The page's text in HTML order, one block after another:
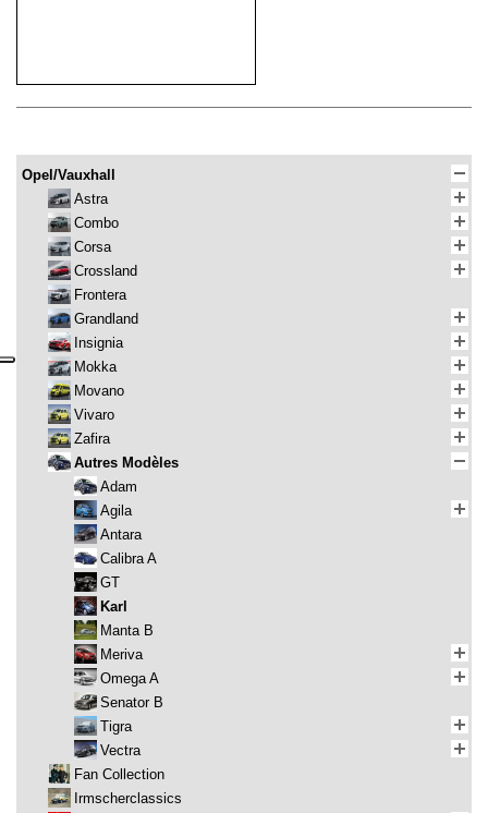
Opel/Vauxhall
Astra
Combo
Corsa
Crossland
Frontera
Grandland
Insignia
Mokka
Movano
Vivaro
Zafira
Autres Modèles
Adam
Agila
Antara
Calibra A
GT
Karl
Manta B
Meriva
Omega A
Senator B
Tigra
Vectra
Fan Collection
Irmscherclassics